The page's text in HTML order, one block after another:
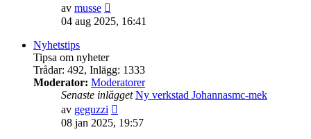
av musse
till
det
04 aug 2025, 16:41
Nyhetstips
Tipsa om nyheter
Trådar: 492, Inlägg: 1333
Moderator: Moderatorer
Senaste inlägget Ny verkstad Johannasmc-mek
av geguzzi
till
08 jan 2025, 19:57